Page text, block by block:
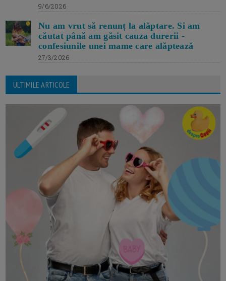
9/6/2026
Nu am vrut să renunț la alăptare. Si am
căutat până am găsit cauza durerii -
confesiunile unei mame care alăptează
27/3/2026
ULTIMILE ARTICOLE